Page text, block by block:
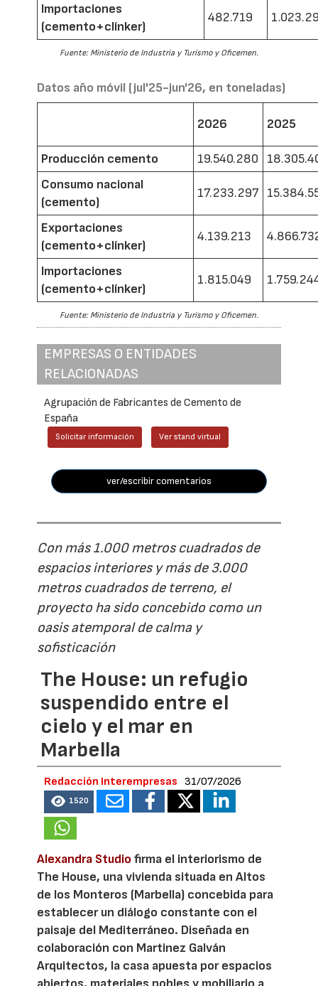
Importaciones
(cemento+clínker)
482.719
Fuente: Ministerio de Industria y Turismo y Oficemen.
Datos año móvil (jul'25-jun'26, en toneladas)
2026 2025
Producción cemento 19.540.280
Consumo nacional
(cemento)
17.233.297
Exportaciones
(cemento+clínker)
4.139.213
Importaciones
(cemento+clínker)
1.815.049
Fuente: Ministerio de Industria y Turismo y Oficemen.
EMPRESAS O ENTIDADES
RELACIONADAS
Agrupación de Fabricantes de Cemento de
España
Solicitar información Ver stand virtual
ver/escribir comentarios
Con más 1.000 metros cuadrados de
espacios interiores y más de 3.000
metros cuadrados de terreno, el
proyecto ha sido concebido como un
oasis atemporal de calma y
sofisticación
The House: un refugio
suspendido entre el
cielo y el mar en
Marbella
Redacción Interempresas 31/07/2026
1520
Alexandra Studio firma el interiorismo de
The House, una vivienda situada en Altos
de los Monteros (Marbella) concebida para
establecer un diálogo constante con el
paisaje del Mediterráneo. Diseñada en
colaboración con Martinez Galván
Arquitectos, la casa apuesta por espacios